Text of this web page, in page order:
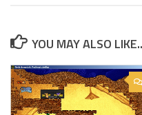
YOU MAY ALSO